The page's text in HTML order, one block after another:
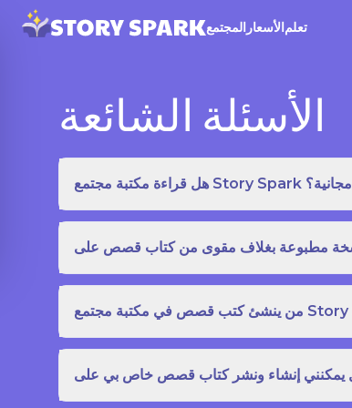
المجتمع الأسعارتعلم
الأسئلة الشائعة
هل قراءة مكتبة مجتمع Story Spark مجانية؟